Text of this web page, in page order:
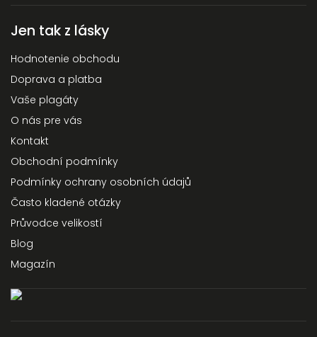
Jen tak z lásky
Hodnotenie obchodu
Doprava a platba
Vaše plagáty
O nás pre vás
Kontakt
Obchodní podmínky
Podmínky ochrany osobních údajů
Často kladené otázky
Průvodce velikostí
Blog
Magazín